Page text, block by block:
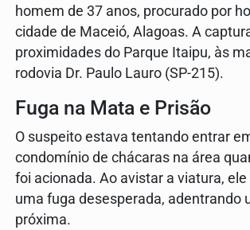
homem de 37 anos, procurado por
cidade de Maceió, Alagoas. A
proximidades do Parque Itaipu, às
rodovia Dr. Paulo Lauro (SP-215).
Fuga na Mata e Prisão
O suspeito estava tentando entrar
condomínio de chácaras na área
foi acionada. Ao avistar a viatura,
uma fuga desesperada, adentrando
próxima.